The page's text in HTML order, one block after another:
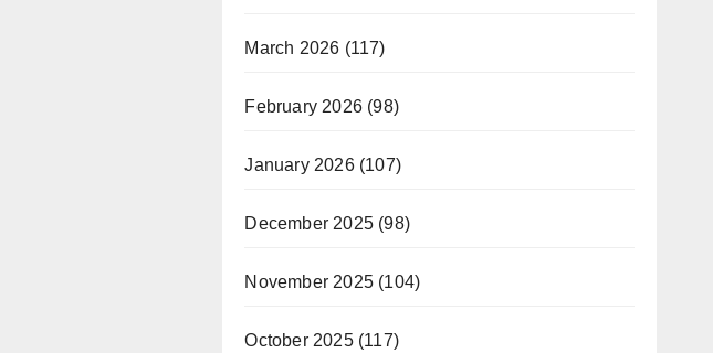
March 2026 (117)
February 2026(98)
January 2026(107)
December 2025(98)
November 2025(104)
October 2025(117)